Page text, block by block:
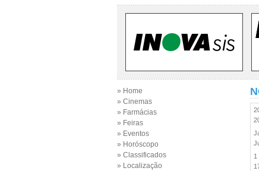
» Home
» Cinemas
» Farmácias
» Feiras
» Eventos
» Horóscopo
» Classificados
» Localização
1